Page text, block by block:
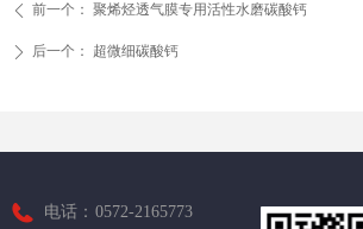
ꄴ 前一个： 聚烯烃透气膜专用活性水磨碳酸钙
ꄲ 后一个： 超微细碳酸钙
电话： 0572-2165773